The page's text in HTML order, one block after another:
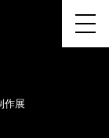
作展